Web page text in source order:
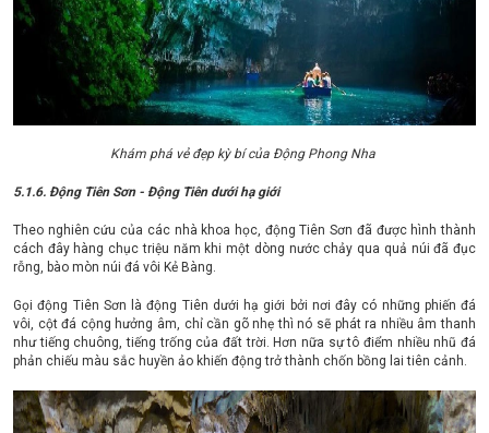
Khám phá vẻ đẹp kỳ bí của Động Phong Nha
5.1.6. Động Tiên Sơn - Động Tiên dưới hạ giới
Theo nghiên cứu của các nhà khoa học, động Tiên Sơn đã được hình thành
cách đây hàng chục triệu năm khi một dòng nước chảy qua quả núi đã đục
rỗng, bào mòn núi đá vôi Kẻ Bàng.
Gọi động Tiên Sơn là động Tiên dưới hạ giới bởi nơi đây có những phiến đá
vôi, cột đá cộng hưởng âm, chỉ cần gõ nhẹ thì nó sẽ phát ra nhiều âm thanh
như tiếng chuông, tiếng trống của đất trời. Hơn nữa sự tô điểm nhiều nhũ đá
phản chiếu màu sắc huyền ảo khiến động trở thành chốn bồng lai tiên cảnh.